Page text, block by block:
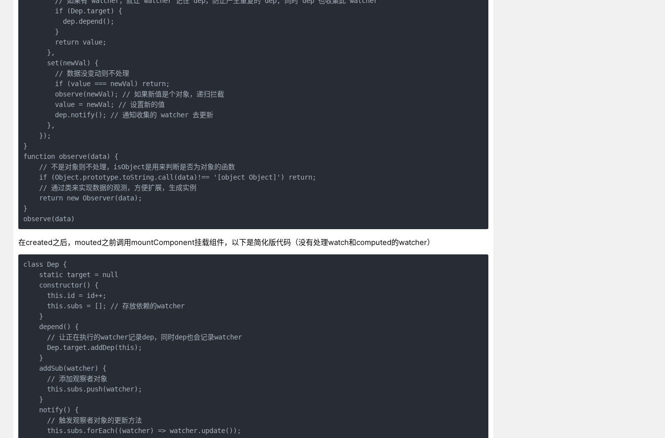
        if (Dep.target) {
          dep.depend();
        }
        return value;
      },
      set(newVal) {
        // 数据没变动则不处理
        if (value === newVal) return;
        observe(newVal); // 如果新值是个对象，递归拦截
        value = newVal; // 设置新的值
        dep.notify(); // 通知收集的 watcher 去更新
      },
    });
}
function observe(data) {
    // 不是对象则不处理，isObject是用来判断是否为对象的函数
    if (Object.prototype.toString.call(data)!== '[object Object]') return;
    // 通过类来实现数据的观测，方便扩展，生成实例
    return new Observer(data);
}
observe(data)
在created之后，mouted之前调用mountComponent挂载组件，以下是简化版代码（没有处理watch和computed的watcher）
class Dep {
    static target = null
    constructor() {
      this.id = id++;
      this.subs = []; // 存放依赖的watcher
    }
    depend() {
      // 让正在执行的watcher记录dep，同时dep也会记录watcher
      Dep.target.addDep(this);
    }
    addSub(watcher) {
      // 添加观察者对象
      this.subs.push(watcher);
    }
    notify() {
      // 触发观察者对象的更新方法
      this.subs.forEach((watcher) => watcher.update());